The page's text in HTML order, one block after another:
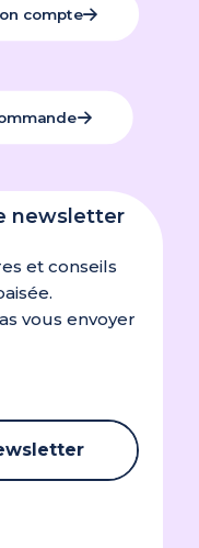
compte
newsletter
et conseils
vous envoyer